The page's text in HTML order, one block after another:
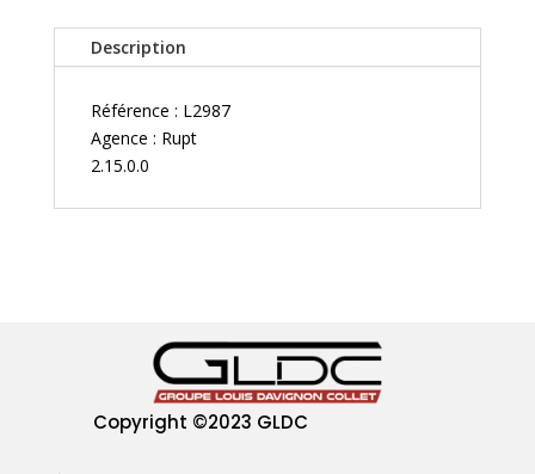
Description
Référence : L2987
Agence : Rupt
2.15.0.0
Copyright ©2023 GLDC